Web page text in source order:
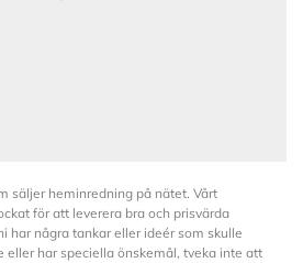
säljer heminredning på nätet. Vårt
för att leverera bra och prisvärda
har några tankar eller ideér som skulle
eller har speciella önskemål, tveka inte att